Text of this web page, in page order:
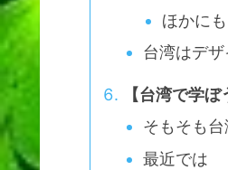
ほかに
台湾はデ
【台湾で学
そもそも
最近では